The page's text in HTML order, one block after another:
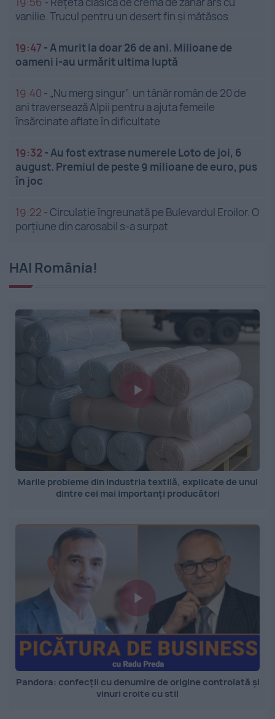
vanilie. Trucul pentru un desert fin și mătăsos
19:47 - A murit la doar 26 de ani. Milioane de
oameni i-au urmărit ultima luptă
19:40 - „Nu merg singur”: un tânăr român de 20 de
ani traversează Alpii pentru a ajuta femeile
însărcinate aflate în dificultate
19:32 - Au fost extrase numerele Loto de joi, 6
august. Premiul de peste 9 milioane de euro, pus
în joc
19:22 -Circulație îngreunată pe Bulevardul Eroilor. O
porțiune din carosabil s-a surpat
HAI România!
Marile probleme din industria textilă, explicate de unul
dintre cei mai importanți producători
Pandora: confecții cu denumire de origine controlată și
vinuri croite cu stil